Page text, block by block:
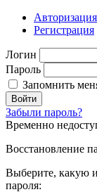
Авторизация
Регистрация
Логин
Пароль
Запомнить
Войти
Забыли пароль?
Временно
Восстановление
Выберите, какую
пароля: